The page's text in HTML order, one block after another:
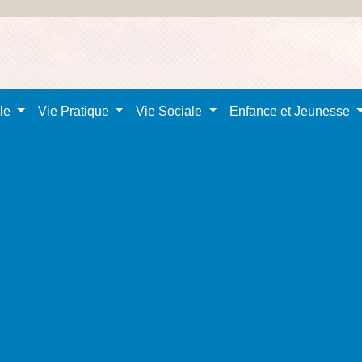
Vie Pratique Vie Sociale Enfance et Jeunesse